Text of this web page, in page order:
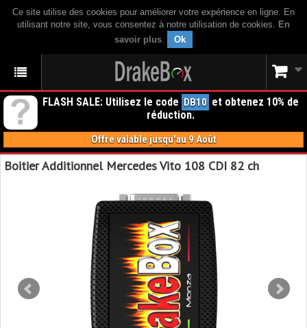
Ce site utilise des cookies pour améliorer votre expérience en ligne. En
utilisant notre site, vous consentez à notre utilisation de cookies. En
savoir plus. Ok
FLASH SALE: Utilisez le code DB10 et obtenez 10% de
réduction.
Offre valable jusqu'au 9 Août
Boitier Additionnel Mercedes Vito 108 CDI 82 ch